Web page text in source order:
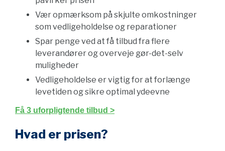
Vær opmærksom på skjulte omkostninger
som vedligeholdelse og reparationer
Spar penge ved at få tilbud fra flere
leverandører og overveje gør-det-selv
muligheder
Vedligeholdelse er vigtig for at forlænge
levetiden og sikre optimal ydeevne
Få 3 uforpligtende tilbud >
Hvad er prisen?